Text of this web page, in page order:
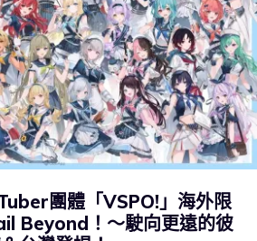
團體「VSPO!」海外限
Beyond！～駛向更遠的彼